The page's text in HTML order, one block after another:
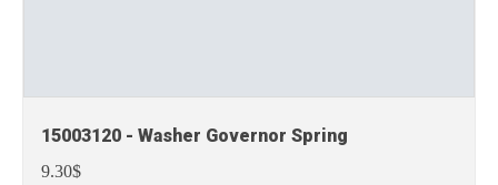
15003120 - Washer Governor Spring
9.30$